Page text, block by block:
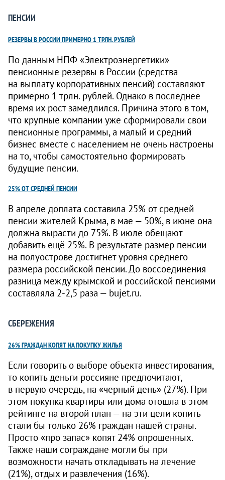
ПЕНСИИ
РЕЗЕРВЫ В РОССИИ ПРИМЕРНО 1 ТРЛН. РУБЛЕЙ
По данным НПФ «Электроэнергетики»
пенсионные резервы в России (средства
на выплату корпоративных пенсий) составляют
примерно 1 трлн. рублей. Однако в последнее
время их рост замедлился. Причина этого в том,
что крупные компании уже сформировали свои
пенсионные программы, а малый и средний
бизнес вместе с населением не очень настроены
на то, чтобы самостоятельно формировать
будущие пенсии.
25% ОТ СРЕДНЕЙ ПЕНСИИ
В апреле доплата составила 25% от средней
пенсии жителей Крыма, в мае — 50%, в июне она
должна вырасти до 75%. В июле обещают
добавить ещё 25%. В результате размер пенсии
на полуострове достигнет уровня среднего
размера российской пенсии. До воссоединения
разница между крымской и российской пенсиями
составляла 2-2,5 раза — bujet.ru.
СБЕРЕЖЕНИЯ
26% ГРАЖДАН КОПЯТ НА ПОКУПКУ ЖИЛЬЯ
Если говорить о выборе объекта инвестирования,
то копить деньги россияне предпочитают,
в первую очередь, на «черный день» (27%). При
этом покупка квартиры или дома отошла в этом
рейтинге на второй план — на эти цели копить
стали бы только 26% граждан нашей страны.
Просто «про запас» копят 24% опрошенных.
Также наши сограждане могли бы при
возможности начать откладывать на лечение
(21%), отдых и развлечения (16%).